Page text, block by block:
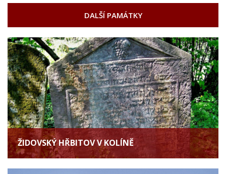
DALŠÍ PAMÁTKY
ŽIDOVSKÝ HŘBITOV V KOLÍNĚ